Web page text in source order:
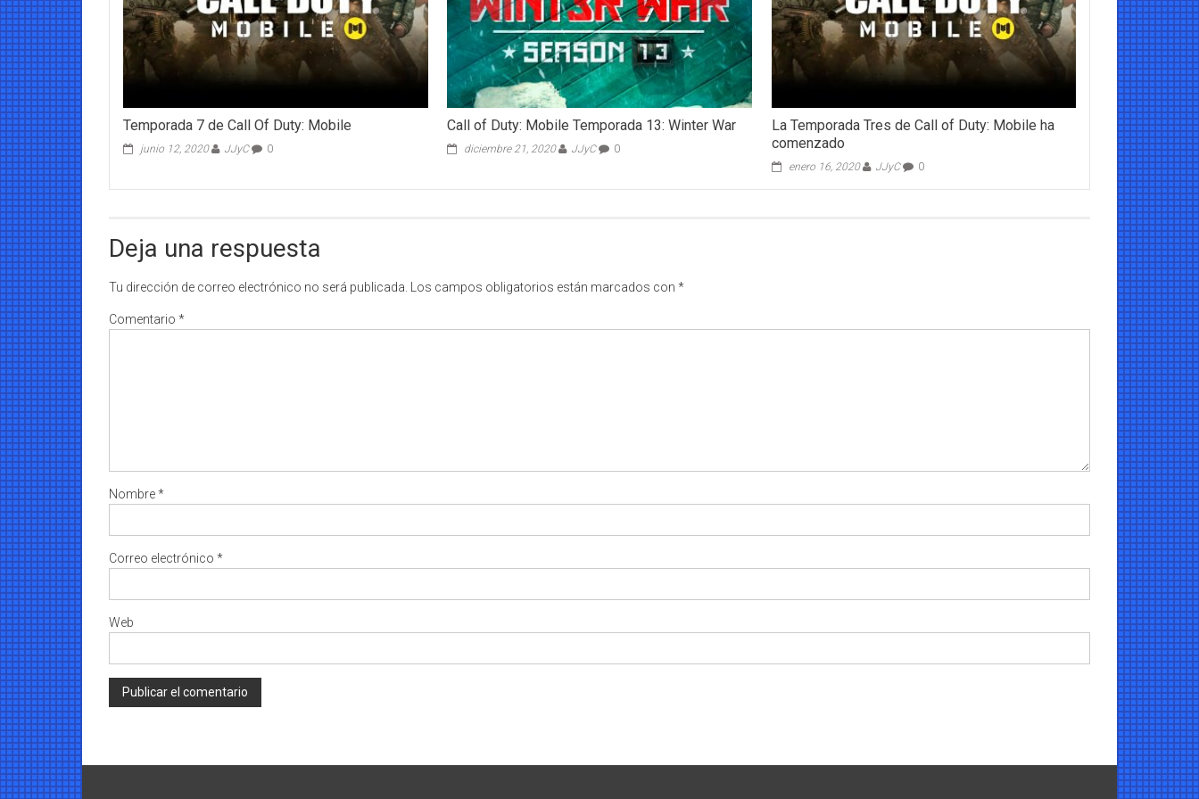
Temporada 7 de Call Of Duty: Mobile
junio 12, 2020 JJyC 0
Call of Duty: Mobile Temporada 13: Winter War
diciembre 21, 2020 JJyC 0
La Temporada Tres de Call of Duty: Mobile ha
comenzado
enero 16, 2020 JJyC 0
Deja una respuesta
Tu dirección de correo electrónico no será publicada. Los campos obligatorios están marcados con *
Comentario *
Nombre*
Correo electrónico *
Web